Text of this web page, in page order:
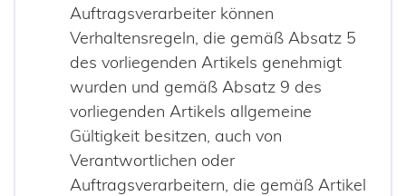
Auftragsverarbeiter können
Verhaltensregeln, die gemäß Absatz 5
des vorliegenden Artikels genehmigt
wurden und gemäß Absatz 9 des
vorliegenden Artikels allgemeine
Gültigkeit besitzen, auch von
Verantwortlichen oder
Auftragsverarbeitern, die gemäß Artikel